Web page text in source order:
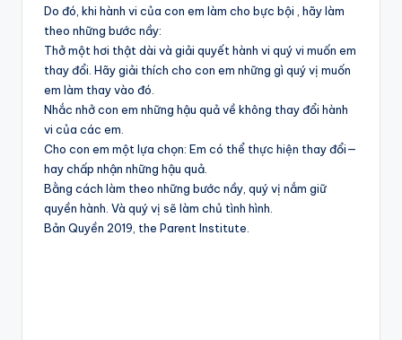
Do đó, khi hành vi của con em làm cho bực bội , hãy làm
theo những bước nầy:
Thở một hơi thật dài và giải quyết hành vi quý vi muốn em
thay đổi. Hãy giải thích cho con em những gì quý vị muốn
em làm thay vào đó.
Nhắc nhở con em những hậu quả về không thay đổi hành
vi của các em.
Cho con em một lựa chọn: Em có thể thực hiện thay đổi—
hay chấp nhận những hậu quả.
Bằng cách làm theo những bước nầy, quý vị nắm giữ
quyền hành. Và quý vị sẽ làm chủ tình hình.
Bản Quyền 2019, the Parent Institute.